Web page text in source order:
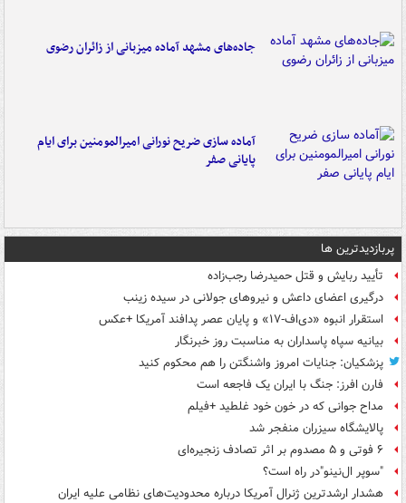
جاده‌های مشهد آماده میزبانی از زائران رضوی
آماده سازی ضریح نورانی امیرالمومنین برای ایام
پایانی صفر
پربازدیدترین ها
تأیید ربایش و قتل حمیدرضا رجب‌زاده
درگیری اعضای داعش و نیروهای جولانی در سیده زینب
استقرار انبوه «دی‌اف‑۱۷» و پایان عصر پدافند آمریکا +عکس
بیانیه سپاه پاسداران به مناسبت روز خبرنگار
پزشکیان: جنایات امروز واشنگتن را هم محکوم کنید
فارن افرز: جنگ با ایران یک فاجعه است
مداح جوانی که در خون خود غلطید +فیلم
پالایشگاه سیزران منفجر شد
۶ فوتی و ۵ مصدوم بر اثر تصادف زنجیره‌ای
"سوپر ال‌نینو"در راه است؟
هشدار ارشدترین ژنرال آمریکا درباره محدودیت‌های نظامی علیه ایران